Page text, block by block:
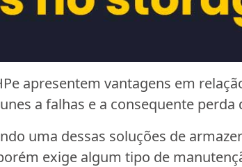
apresentem vantagens em
a falhas e a consequente perda
uma dessas soluções de
exige algum tipo de